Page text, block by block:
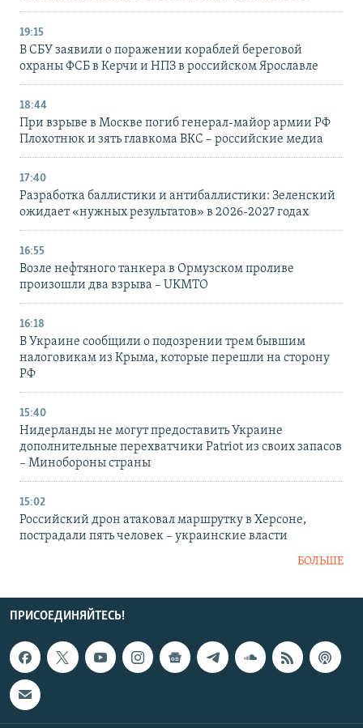
19:15
В СБУ заявили о поражении кораблей береговой
охраны ФСБ в Керчи и НПЗ в российском Ярославле
18:44
При взрыве в Москве погиб генерал-майор армии РФ
Плохотнюк и зять главкома ВКС – российские медиа
17:40
Разработка баллистики и антибаллистики: Зеленский
ожидает «нужных результатов» в 2026-2027 годах
16:55
Возле нефтяного танкера в Ормузском проливе
произошли два взрыва – UKMTO
16:18
В Украине сообщили о подозрении трем бывшим
налоговикам из Крыма, которые перешли на сторону
РФ
15:40
Нидерланды не могут предоставить Украине
дополнительные перехватчики Patriot из своих запасов
– Минобороны страны
15:02
Российский дрон атаковал маршрутку в Херсоне,
пострадали пять человек – украинские власти
БОЛЬШЕ
ПРИСОЕДИНЯЙТЕСЬ!